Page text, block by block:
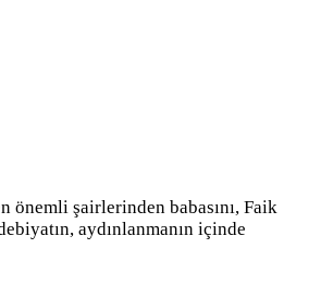
önemli şairlerinden babasını, Faik
aydınlanmanın içinde